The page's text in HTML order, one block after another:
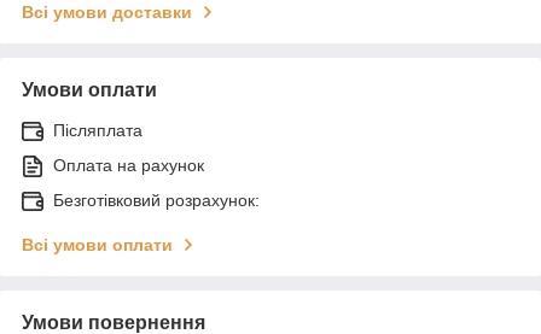
Всі умови доставки
Умови оплати
Післяплата
Оплата на рахунок
Безготівковий розрахунок:
Всі умови оплати
Умови повернення